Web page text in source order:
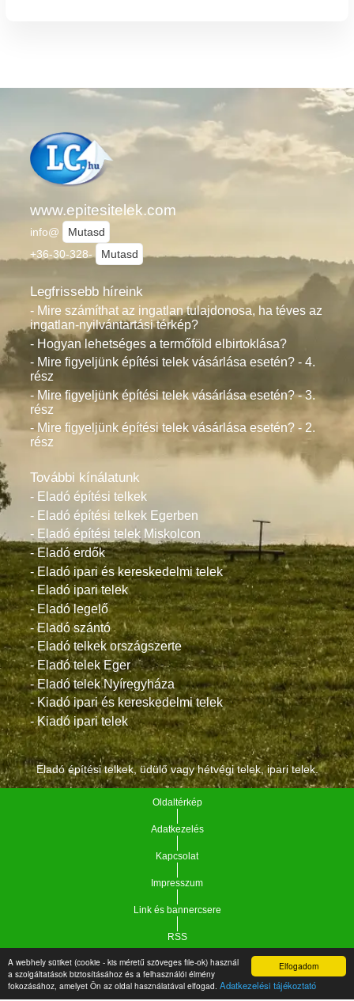
Elfogadom
A webhely sütiket (cookie - kis méretű szöveges file-ok) használ
a szolgáltatások biztosításához és a felhasználói élmény
fokozásához, amelyet Ön az oldal használatával elfogad. Adatkezelési tájékoztató
www.epitesitelek.com
info@
Mutasd
+36-30-328-
Mutasd
Legfrissebb híreink
- Mire számíthat az ingatlan tulajdonosa, ha téves az
ingatlan-nyilvántartási térkép?
- Hogyan lehetséges a termőföld elbirtoklása?
- Mire figyeljünk építési telek vásárlása esetén? - 4.
rész
- Mire figyeljünk építési telek vásárlása esetén? - 3.
rész
- Mire figyeljünk építési telek vásárlása esetén? - 2.
rész
További kínálatunk
- Eladó építési telkek
- Eladó építési telkek Egerben
- Eladó építési telek Miskolcon
- Eladó erdők
- Eladó ipari és kereskedelmi telek
- Eladó ipari telek
- Eladó legelő
- Eladó szántó
- Eladó telkek országszerte
- Eladó telek Eger
- Eladó telek Nyíregyháza
- Kiadó ipari és kereskedelmi telek
- Kiadó ipari telek
Eladó építési telkek, üdülő vagy hétvégi telek, ipari telek.
Oldaltérkép
Adatkezelés
Kapcsolat
Impresszum
Link és bannercsere
RSS
Copyright © 2021.Vár-Köz Kft. - Ingatlan nyilvántartó, ügyviteli és
adminisztrációs szoftver